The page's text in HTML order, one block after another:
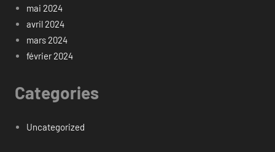
mai 2024
avril 2024
mars 2024
février 2024
Categories
Uncategorized